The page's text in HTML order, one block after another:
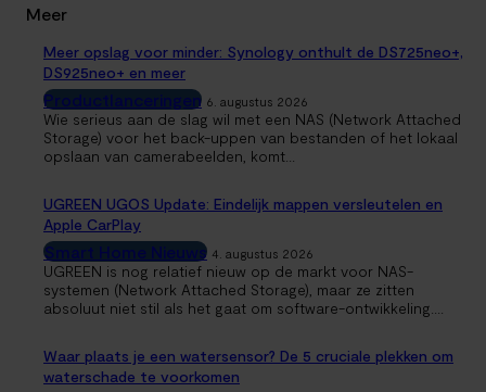
Meer
Meer opslag voor minder: Synology onthult de DS725neo+,
DS925neo+ en meer
Productlanceringen 6. augustus 2026
Wie serieus aan de slag wil met een NAS (Network Attached
Storage) voor het back-uppen van bestanden of het lokaal
opslaan van camerabeelden, komt...
UGREEN UGOS Update: Eindelijk mappen versleutelen en
Apple CarPlay
Smart Home Nieuws 4. augustus 2026
UGREEN is nog relatief nieuw op de markt voor NAS-
systemen (Network Attached Storage), maar ze zitten
absoluut niet stil als het gaat om software-ontwikkeling....
Waar plaats je een watersensor? De 5 cruciale plekken om
waterschade te voorkomen